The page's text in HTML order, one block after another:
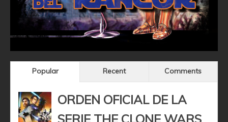
Popular Recent Comments
ORDEN OFICIAL DE LA